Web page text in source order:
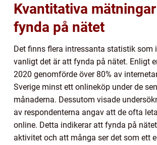
Kvantitativa
fynda på nätet
Det finns flera intressanta statistik som
vanligt det är att fynda på nätet. Enligt
2020 genomförde över 80% av
Sverige minst ett onlineköp under de
månaderna. Dessutom visade
av respondenterna angav att de ofta
online. Detta indikerar att fynda på
aktivitet och att många ser det som ett